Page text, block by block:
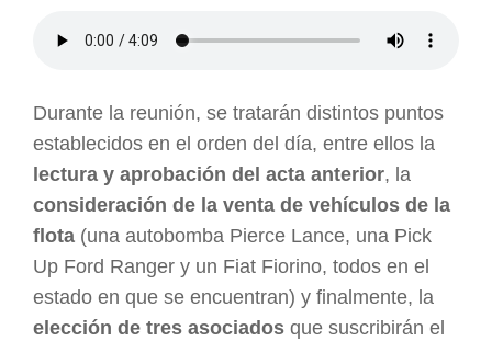
Durante la reunión, se tratarán distintos puntos
establecidos en el orden del día, entre ellos la
lectura y aprobación del acta anterior, la
consideración de la venta de vehículos de la
flota (una autobomba Pierce Lance, una Pick
Up Ford Ranger y un Fiat Fiorino, todos en el
estado en que se encuentran) y finalmente, la
elección de tres asociados que suscribirán el